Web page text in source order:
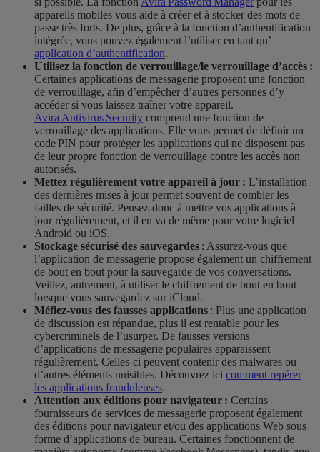
appareils mobiles vous aide à créer et à stocker des mots de
passe très forts. De plus, grâce à la fonction d’authentification
intégrée, vous pouvez également l’utiliser en tant qu’
application d’authentification.
Utilisez la fonction de verrouillage/le verrouillage d’accès :
Certaines applications de messagerie proposent une fonction
de verrouillage, afin d’empêcher d’autres personnes d’y
accéder si vous laissez traîner votre appareil.
Avira Antivirus Security comprend une fonction de
verrouillage des applications. Elle vous permet de définir un
code PIN pour protéger les applications qui ne disposent pas
de leur propre fonction de verrouillage contre les accès non
autorisés.
Mettez régulièrement votre appareil à jour : L’installation
des dernières mises à jour permet souvent de combler les
failles de sécurité. Pensez-donc à mettre vos applications à
jour régulièrement, et il en va de même pour votre logiciel
Android ou iOS.
Stockage sécurisé des sauvegardes : Assurez-vous que
l’application de messagerie propose également un chiffrement
de bout en bout pour la sauvegarde de vos conversations.
Veillez, autrement, à utiliser le chiffrement de bout en bout
lorsque vous sauvegardez sur iCloud.
Méfiez-vous des fausses applications : Plus une application
de discussion est répandue, plus il est rentable pour les
cybercriminels de l’usurper. De fausses versions
d’applications de messagerie populaires apparaissent
régulièrement. Celles-ci peuvent contenir des malwares ou
d’autres éléments nuisibles. Découvrez ici comment repérer
les applications frauduleuses.
Attention aux éditions pour navigateur : Certains
fournisseurs de services de messagerie proposent également
des éditions pour navigateur et/ou des applications Web sous
forme d’applications de bureau. Certaines fonctionnent de